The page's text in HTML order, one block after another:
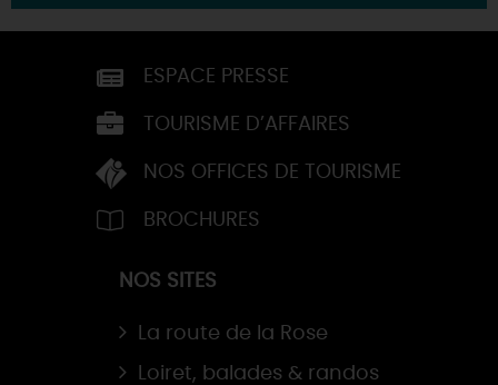
ESPACE PRESSE
TOURISME D’AFFAIRES
NOS OFFICES DE TOURISME
BROCHURES
NOS SITES
La route de la Rose
Loiret, balades & randos